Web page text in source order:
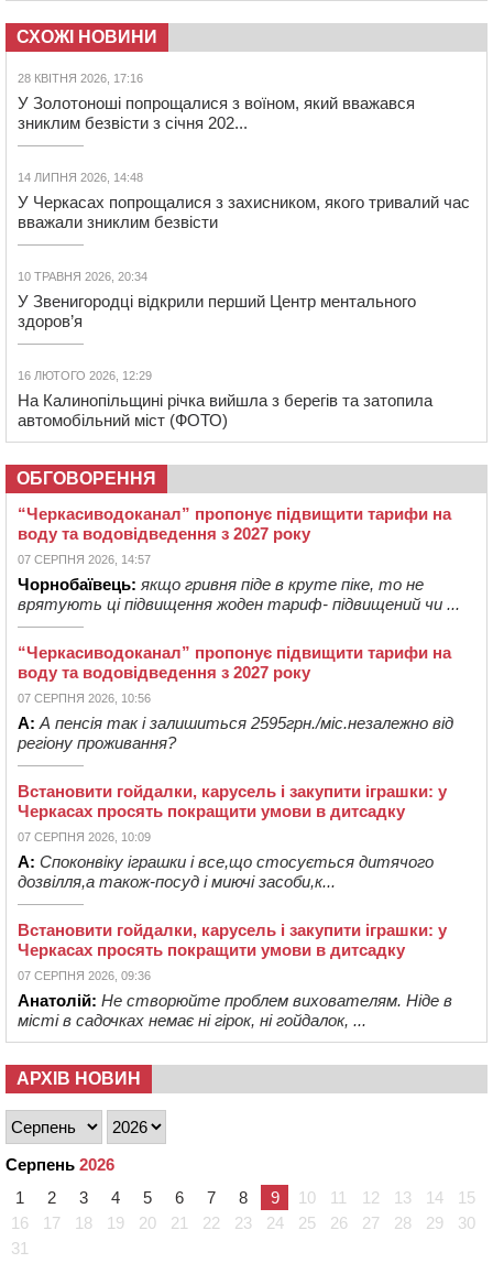
СХОЖІ НОВИНИ
28 КВІТНЯ 2026, 17:16
У Золотоноші попрощалися з воїном, який вважався
зниклим безвісти з січня 202...
14 ЛИПНЯ 2026, 14:48
У Черкасах попрощалися з захисником, якого тривалий час
вважали зниклим безвісти
10 ТРАВНЯ 2026, 20:34
У Звенигородці відкрили перший Центр ментального
здоров’я
16 ЛЮТОГО 2026, 12:29
На Калинопільщині річка вийшла з берегів та затопила
автомобільний міст (ФОТО)
ОБГОВОРЕННЯ
“Черкасиводоканал” пропонує підвищити тарифи на
воду та водовідведення з 2027 року
07 СЕРПНЯ 2026, 14:57
Чорнобаївець: якщо гривня піде в круте піке, то не
врятують ці підвищення жоден тариф- підвищений чи ...
“Черкасиводоканал” пропонує підвищити тарифи на
воду та водовідведення з 2027 року
07 СЕРПНЯ 2026, 10:56
А: А пенсія так і залишиться 2595грн./міс.незалежно від
регіону проживання?
Встановити гойдалки, карусель і закупити іграшки: у
Черкасах просять покращити умови в дитсадку
07 СЕРПНЯ 2026, 10:09
А: Споконвіку іграшки і все,що стосується дитячого
дозвілля,а також-посуд і миючі засоби,к...
Встановити гойдалки, карусель і закупити іграшки: у
Черкасах просять покращити умови в дитсадку
07 СЕРПНЯ 2026, 09:36
Анатолій: Не створюйте проблем вихователям. Ніде в
місті в садочках немає ні гірок, ні гойдалок, ...
АРХІВ НОВИН
Серпень 2026
1
2 3 4 5 6 7 8 9 10 11 12 13 14
15
16
17 18 19 20 21 22 23 24 25 26 27 28 29
30
31